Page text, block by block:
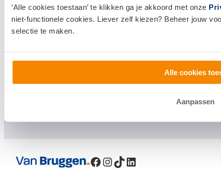
‘Alle cookies toestaan’ te klikken ga je akkoord met onze
niet-functionele cookies. Liever zelf kiezen? Beheer jouw
selectie te maken.
Alle cookies
Aanpassen
contact met ons op.
0800 1600
Facebook
Instagram
TikTok
LinkedIn